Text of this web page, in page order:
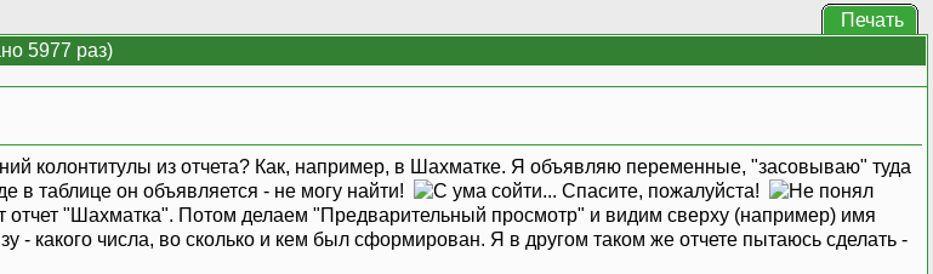
Печать
5977 раз)
колонтитулы из отчета? Как, например, в Шахматке. Я объявляю переменные, "засовываю" туда
в таблице он объявляется - не могу найти!
Спасите, пожалуйста!
"Шахматка". Потом делаем "Предварительный просмотр" и видим сверху (например) имя
- какого числа, во сколько и кем был сформирован. Я в другом таком же отчете пытаюсь сделать -